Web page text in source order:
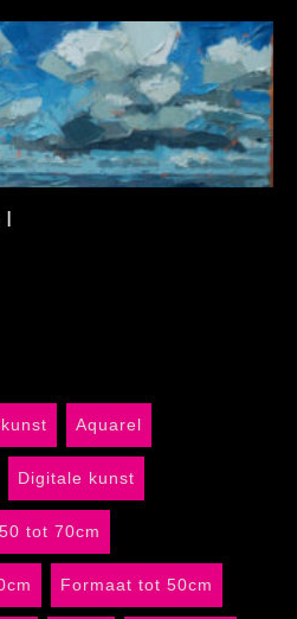
I
Aquarel
Digitale kunst
tot 70cm
Formaat tot 50cm